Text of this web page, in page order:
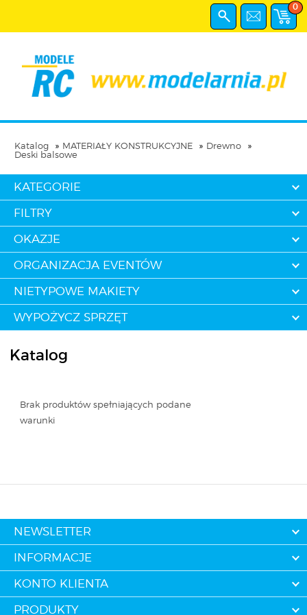
0
Katalog MATERIAŁY KONSTRUKCYJNE
Drewno
Deski balsowe
KATEGORIE
FILTRY
OKAZJE
ORGANIZACJA EVENTÓW
NIETYPOWE MAKIETY
WYPOŻYCZ SPRZĘT
Katalog
Brak produktów spełniających podane
warunki
NEWSLETTER
INFORMACJE
KONTO KLIENTA
PRODUKTY